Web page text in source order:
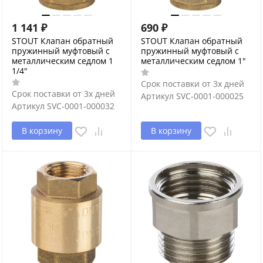
1 141 ₽
STOUT Клапан обратный
пружинный муфтовый с
металлическим седлом 1
1/4"
Срок поставки от 3х дней
Артикул SVC-0001-000032
В корзину
690 ₽
STOUT Клапан обратный
пружинный муфтовый с
металлическим седлом 1"
Срок поставки от 3х дней
Артикул SVC-0001-000025
В корзину